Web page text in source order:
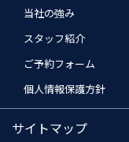
当社の強み
スタッフ紹介
ご予約フォーム
個人情報保護方針
サイトマップ